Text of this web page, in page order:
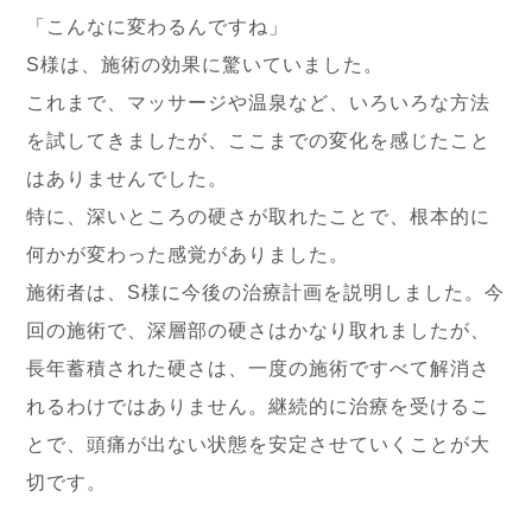
「こんなに変わるんですね」
S様は、施術の効果に驚いていました。
これまで、マッサージや温泉など、いろいろな方法
を試してきましたが、ここまでの変化を感じたこと
はありませんでした。
特に、深いところの硬さが取れたことで、根本的に
何かが変わった感覚がありました。
施術者は、S様に今後の治療計画を説明しました。今
回の施術で、深層部の硬さはかなり取れましたが、
長年蓄積された硬さは、一度の施術ですべて解消さ
れるわけではありません。継続的に治療を受けるこ
とで、頭痛が出ない状態を安定させていくことが大
切です。